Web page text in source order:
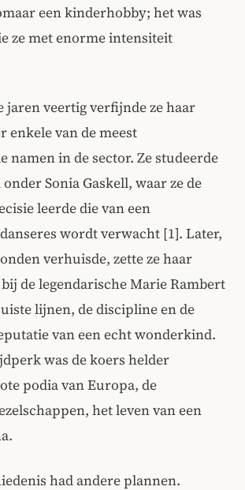
een kinderhobby; het was
ze met enorme intensiteit
jaren veertig verfijnde ze haar
enkele van de meest
namen in de sector. Ze studeerde
Sonia Gaskell, waar ze de
leerde die van een
wordt verwacht [1]. Later,
verhuisde, zette ze haar
de legendarische Marie Rambert
lijnen, de discipline en de
van een echt wonderkind.
was de koers helder
podia van Europa, de
het leven van een
had andere plannen.